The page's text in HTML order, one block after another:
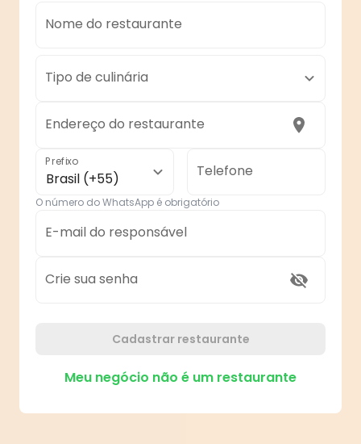
Nome do restaurante
Tipo de culinária
Endereço do restaurante
Prefixo
Brasil (+55) Telefone
O número do WhatsApp é obrigatório
E-mail do responsável
Crie sua senha
Cadastrar restaurante
Meu negócio não é um restaurante